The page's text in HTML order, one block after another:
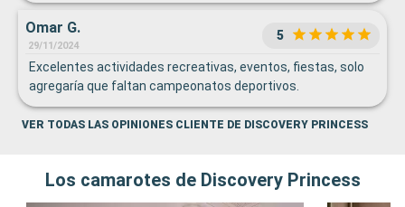
Omar G.
29/11/2024
5
Excelentes actividades recreativas, eventos, fiestas, solo
agregaría que faltan campeonatos deportivos.
VER TODAS LAS OPINIONES CLIENTE DE DISCOVERY PRINCESS
Los camarotes de Discovery Princess